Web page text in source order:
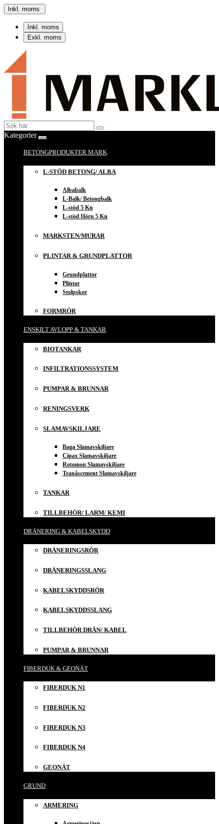
Inkl. moms
Inkl. moms
Exkl. moms
Kategorier
BETONGPRODUKTER MARK
L-STÖD BETONG/ ALBA
Albabalk
L-Balk/ Betongbalk
L-stöd 5 Kn
L-stöd Hörn 5 Kn
MARKSTEN/MURAR
PLINTAR & GRUNDPLATTOR
Grundplattor
Plintar
Stolpskor
FORMRÖR
ENSKILT AVLOPP & TANKAR
BIOTANKAR
INFILTRATIONSSYSTEM
PUMPAR & BRUNNAR
RENINGSVERK
SLAMAVSKILJARE
Baga Slamavskiljare
Cipax Slamavskiljare
Rotomon Slamavskiljare
Tranåscement Slamavskiljare
TANKAR
TILLBEHÖR/ LARM/ KEMI
DRÄNERING & KABELSKYDD
DRÄNERINGSRÖR
DRÄNERINGSSLANG
KABELSKYDDSRÖR
KABELSKYDDSSLANG
TILLBEHÖR DRÄN/ KABEL
PUMPAR & BRUNNAR
FIBERDUK & GEONÄT
FIBERDUK N1
FIBERDUK N2
FIBERDUK N3
FIBERDUK N4
GEONÄT
GRUND
ARMERING